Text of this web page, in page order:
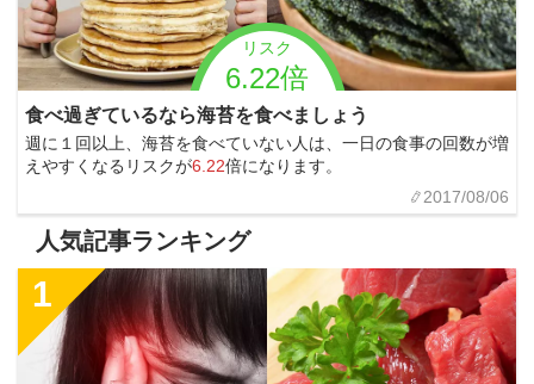
リスク
6.22倍
食べ過ぎているなら海苔を食べましょう
週に１回以上、海苔を食べていない人は、一日の食事の回数が増
えやすくなるリスクが6.22倍になります。
2017/08/06
人気記事ランキング
1